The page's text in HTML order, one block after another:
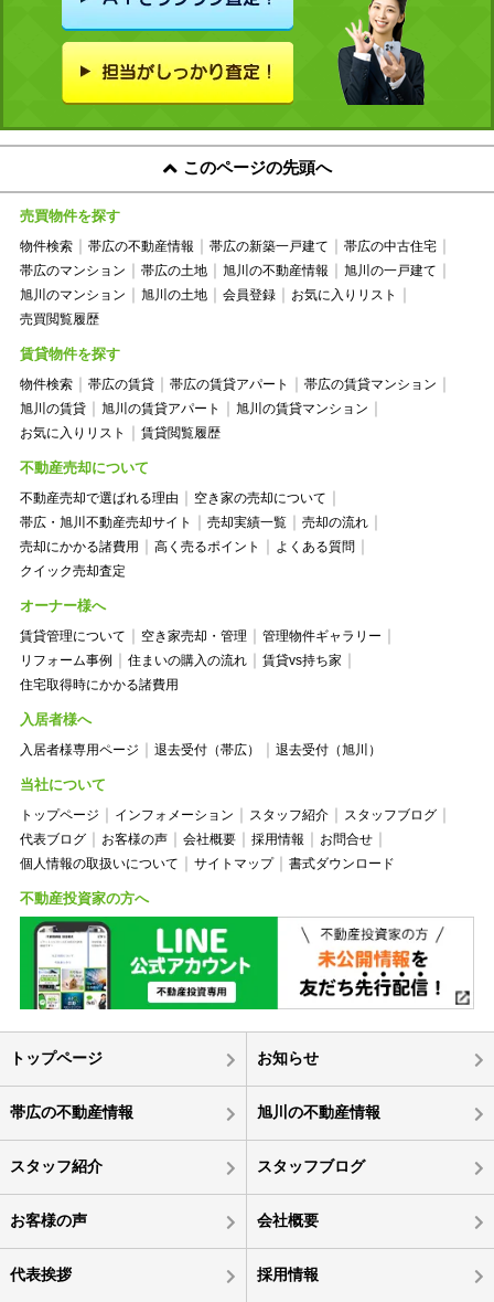
このページの先頭へ
売買物件を探す
物件検索 帯広の不動産情報 帯広の新築一戸建て
帯広の中古住宅
帯広のマンション
帯広の土地 旭川の不動産情報
旭川の一戸建て
旭川のマンション
旭川の土地 会員登録
お気に入りリスト
売買閲覧履歴
賃貸物件を探す
物件検索 帯広の賃貸 帯広の賃貸アパート
帯広の賃貸マンション
旭川の賃貸
旭川の賃貸アパート
旭川の賃貸マンション
お気に入りリスト
賃貸閲覧履歴
不動産売却について
不動産売却で選ばれる理由
空き家の売却について
帯広・旭川不動産売却サイト
売却実績一覧
売却の流れ
売却にかかる諸費用
高く売るポイント
よくある質問
クイック売却査定
オーナー様へ
賃貸管理について 空き家売却・管理
管理物件ギャラリー
リフォーム事例
住まいの購入の流れ
賃貸vs持ち家
住宅取得時にかかる諸費用
入居者様へ
入居者様専用ページ 退去受付（帯広） 退去受付（旭川）
当社について
トップページ インフォメーション スタッフ紹介
スタッフブログ
代表ブログ
お客様の声 会社概要 採用情報
お問合せ
個人情報の取扱いについて
サイトマップ 書式ダウンロード
不動産投資家の方へ
トップページ お知らせ
帯広の不動産情報 旭川の不動産情報
スタッフ紹介 スタッフブログ
お客様の声 会社概要
代表挨拶 採用情報